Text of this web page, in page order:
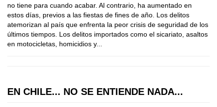
no tiene para cuando acabar. Al contrario, ha aumentado en
estos días, previos a las fiestas de fines de año. Los delitos
atemorizan al país que enfrenta la peor crisis de seguridad de los
últimos tiempos. Los delitos importados como el sicariato, asaltos
en motocicletas, homicidios y...
EN CHILE... NO SE ENTIENDE NADA...